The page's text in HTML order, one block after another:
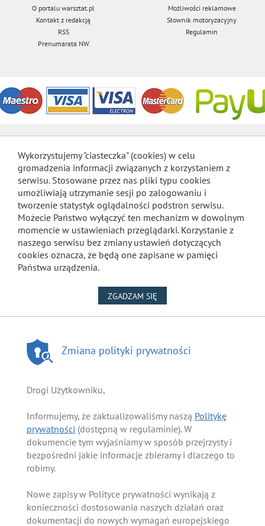
O portalu warsztat.pl
Możliwości reklamowe
Kontakt z redakcją
Słownik motoryzacyjny
RSS
Regulamin
Prenumarata NW
Wykorzystujemy "ciasteczka" (cookies) w celu
gromadzenia informacji związanych z korzystaniem z
serwisu. Stosowane przez nas pliki typu cookies
umożliwiają utrzymanie sesji po zalogowaniu i
tworzenie statystyk oglądalności podstron serwisu.
Możecie Państwo wyłączyć ten mechanizm w dowolnym
momencie w ustawieniach przeglądarki. Korzystanie z
naszego serwisu bez zmiany ustawień dotyczących
cookies oznacza, że będą one zapisane w pamięci
Państwa urządzenia.
ZGADZAM SIĘ
Zmiana polityki prywatności
Drogi Użytkowniku,
Informujemy, że zaktualizowaliśmy naszą Politykę
prywatności (dostępną w regulaminie). W
dokumencie tym wyjaśniamy w sposób przejrzysty i
bezpośredni jakie informacje zbieramy i dlaczego to
robimy.
Nowe zapisy w Polityce prywatności wynikają z
konieczności dostosowania naszych działań oraz
dokumentacji do nowych wymagań europejskiego